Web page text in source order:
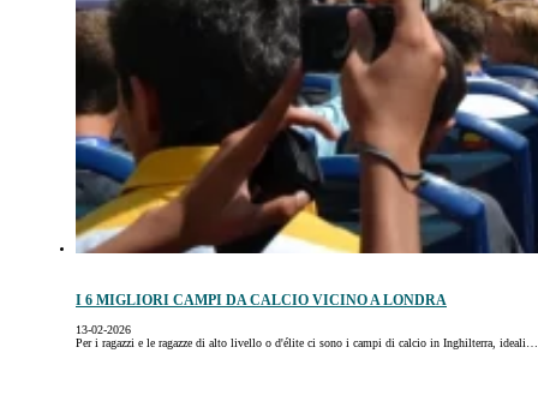
I 6 MIGLIORI CAMPI DA CALCIO VICINO A LONDRA
13-02-2026
Per i ragazzi e le ragazze di alto livello o d'élite ci sono i campi di calcio in Inghilterra, ideali…